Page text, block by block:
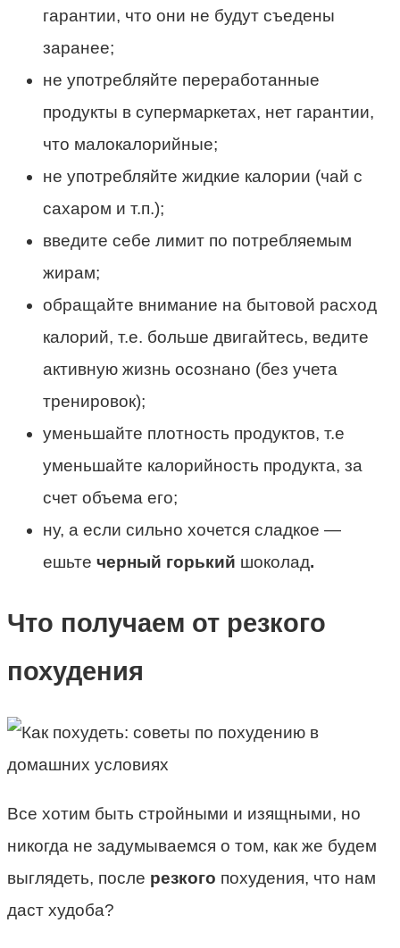
гарантии, что они не будут съедены
заранее;
не употребляйте переработанные
продукты в супермаркетах, нет гарантии,
что малокалорийные;
не употребляйте жидкие калории (чай с
сахаром и т.п.);
введите себе лимит по потребляемым
жирам;
обращайте внимание на бытовой расход
калорий, т.е. больше двигайтесь, ведите
активную жизнь осознано (без учета
тренировок);
уменьшайте плотность продуктов, т.е
уменьшайте калорийность продукта, за
счет объема его;
ну, а если сильно хочется сладкое —
ешьте черный горький шоколад.
Что получаем от резкого
похудения
Все хотим быть стройными и изящными, но
никогда не задумываемся о том, как же будем
выглядеть, после резкого похудения, что нам
даст худоба?